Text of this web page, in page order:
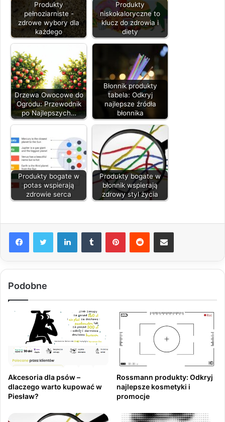
Produkty
pełnoziarniste -
zdrowe wybory dla
każdego
Produkty
niskokaloryczne to
klucz do zdrowia i
diety
Drzewa Owocowe do
Ogrodu: Przewodnik
po Najlepszych…
Błonnik produkty
tabela: Odkryj
najlepsze źródła
błonnika
Produkty bogate w
potas wspierają
zdrowie serca
Produkty bogate w
błonnik wspierają
zdrowy styl życia
LinkedInTumblr PinterestReddit Share via Email
Podobne
Akcesoria dla psów –
dlaczego warto kupować w
Piesław?
Rossmann produkty: Odkryj
najlepsze kosmetyki i
promocje